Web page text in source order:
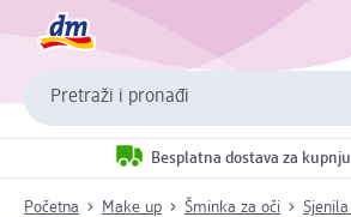
Pretraži i pronađi
Besplatna dostava za
Početna Make up Šminka za oči